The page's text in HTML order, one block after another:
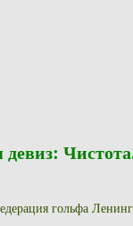
гольфа